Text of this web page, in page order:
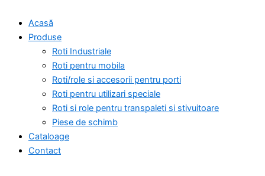
Acasă
Produse
Roti Industriale
Roti pentru mobila
Roti/role si accesorii pentru porti
Roti pentru utilizari speciale
Roti si role pentru transpaleti si stivuitoare
Piese de schimb
Cataloage
Contact